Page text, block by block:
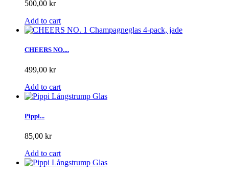
500,00 kr
Add to cart
CHEERS NO....
499,00 kr
Add to cart
Pippi...
85,00 kr
Add to cart